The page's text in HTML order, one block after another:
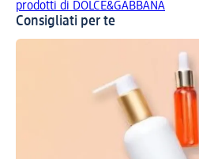
prodotti di DOLCE&GABBANA
Consigliati per te